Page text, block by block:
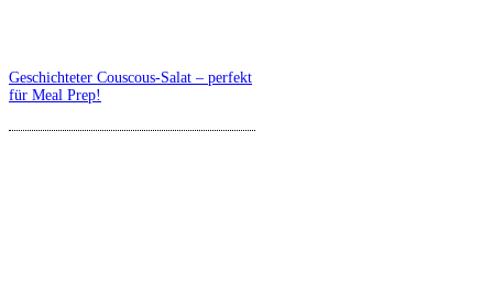
Geschichteter Couscous-Salat – perfekt
für Meal Prep!